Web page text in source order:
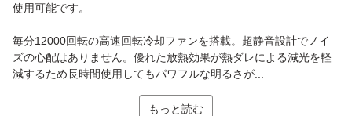
使用可能です。
毎分12000回転の高速回転冷却ファンを搭載。超静音設計でノイ
ズの心配はありません。優れた放熱効果が熱ダレによる減光を軽
減するため長時間使用してもパワフルな明るさが...
もっと読む